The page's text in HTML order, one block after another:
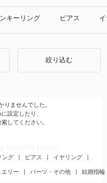
キーリング ピアス
絞り込む
りませんでした。
設定したり、
してください。
ング ピアス イヤリング
エリー パーツ・その他 結婚指輪